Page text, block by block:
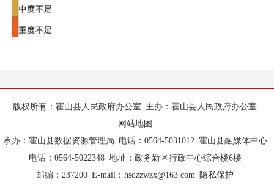
版权所有：霍山县人民政府办公室 主办：霍山县人民政府办公室
网站地图
承办：霍山县数据资源管理局 电话：0564-5031012 霍山县融媒体中心
电话：0564-5022348 地址：政务新区行政中心综合楼6楼
邮编：237200 E-mail：hsdzzwzx@163.com 隐私保护